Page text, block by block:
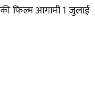
की फिल्म आगामी 1 जुलाई